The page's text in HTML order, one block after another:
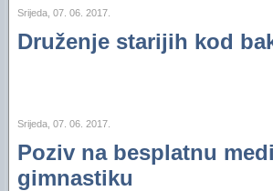
Srijeda, 07. 06. 2017.
Druženje starijih kod
Srijeda, 07. 06. 2017.
Poziv na besplatnu
gimnastiku